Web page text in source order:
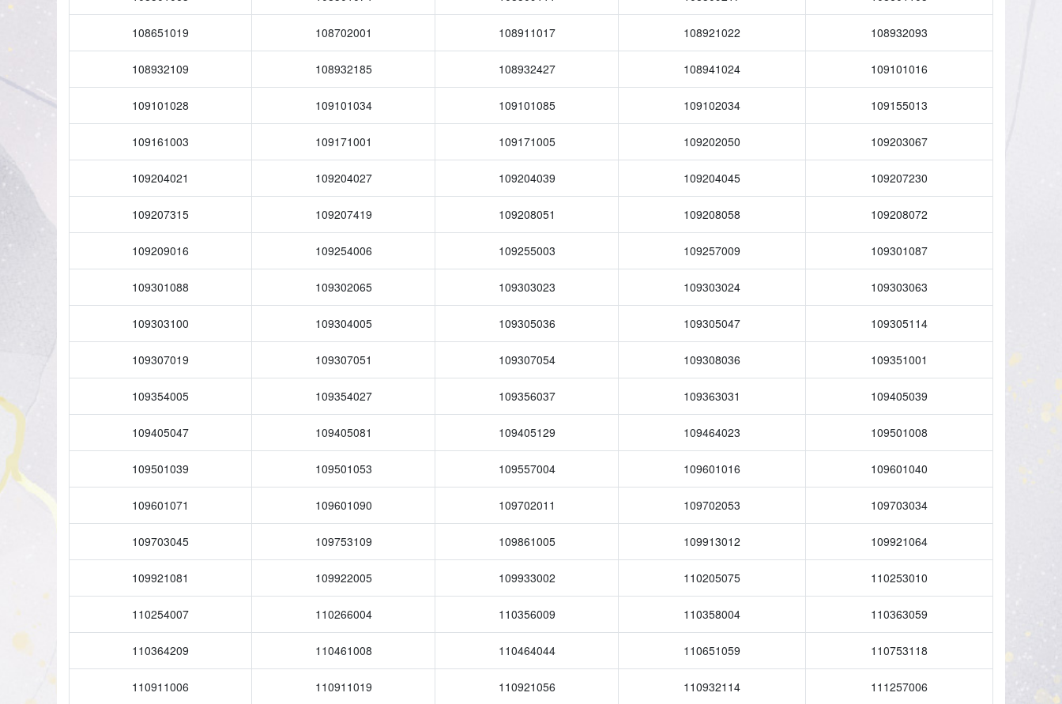
108651019 108702001 108911017 108921022 108932093
108932109 108932185 108932427 108941024 109101016
109101028 109101034 109101085 109102034 109155013
109161003 109171001 109171005 109202050 109203067
109204021 109204027 109204039 109204045 109207230
109207315 109207419 109208051 109208058 109208072
109209016 109254006 109255003 109257009 109301087
109301088 109302065 109303023 109303024 109303063
109303100 109304005 109305036 109305047 109305114
109307019 109307051 109307054 109308036 109351001
109354005 109354027 109356037 109363031 109405039
109405047 109405081 109405129 109464023 109501008
109501039 109501053 109557004 109601016 109601040
109601071 109601090 109702011 109702053 109703034
109703045 109753109 109861005 109913012 109921064
109921081 109922005 109933002 110205075 110253010
110254007 110266004 110356009 110358004 110363059
110364209 110461008 110464044 110651059 110753118
110911006 110911019 110921056 110932114 111257006